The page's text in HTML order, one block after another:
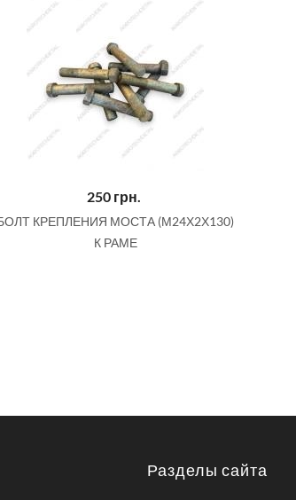
250 грн.
КРЕПЛЕНИЯ МОСТА (М24Х2Х130)
К РАМЕ
Разделы сайта